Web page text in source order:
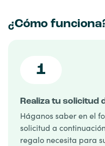
¿Cómo
1
Realiza tu solicitud
Háganos saber en el
solicitud a
regalo necesita para